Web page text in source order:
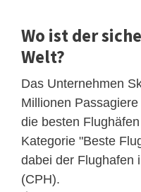
Wo ist der
Welt?
Das Unternehmen
Millionen
die besten
Kategorie "Beste
dabei der Flughafen
(CPH).